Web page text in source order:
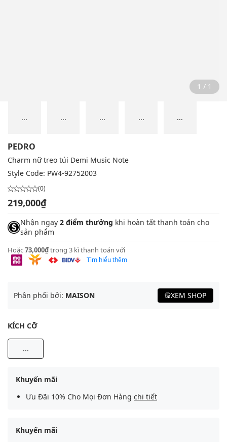
1 / 1
... ... ... ... ...
PEDRO
Charm nữ treo túi Demi Music Note
Style Code: PW4-92752003
(0)
219,000₫
Nhận ngay 2 điểm thưởng khi hoàn tất thanh toán cho
sản phẩm
Hoặc73,000₫trong 3 kì thanh toán với
Tìm hiểu thêm
Phân phối bởi: MAISON XEM SHOP
KÍCH CỠ
...
Khuyến mãi
Ưu Đãi 10% Cho Mọi Đơn Hàng chi tiết
Khuyến mãi